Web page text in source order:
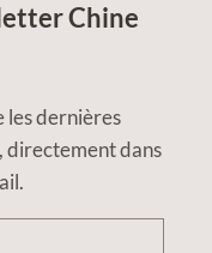
Chine
les dernières
directement dans